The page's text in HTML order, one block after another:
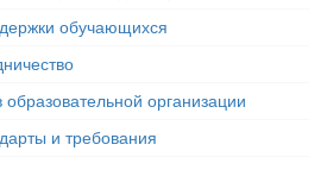
обучающихся
организации
и требования